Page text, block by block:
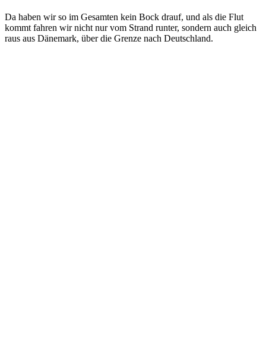
Da haben wir so im Gesamten kein Bock drauf, und als die Flut
kommt fahren wir nicht nur vom Strand runter, sondern auch gleich
raus aus Dänemark, über die Grenze nach Deutschland.